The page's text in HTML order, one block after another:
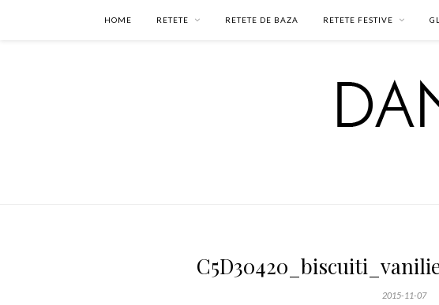
HOME RETETE RETETE DE BAZA RETETE FESTIVE
2015-11-07